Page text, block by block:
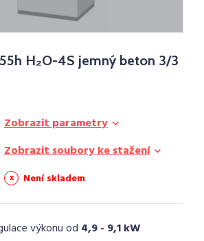
H₂O-4S jemný beton 3/3
Zobrazit parametry
Zobrazit soubory ke stažení
Není skladem
výkonu od 4,9 - 9,1 kW